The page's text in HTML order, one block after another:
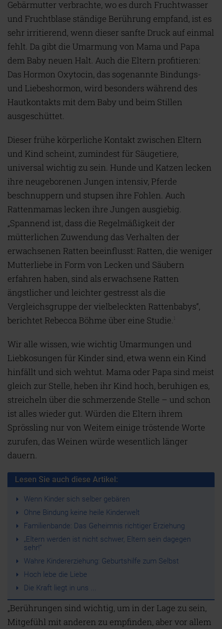
Gebärmutter verbrachte, wo es durch Fruchtwasser
und Fruchtblase ständige Berührung empfand, ist es
sehr irritierend, wenn dieser sanfte Druck auf einmal
fehlt. Da gibt die Umarmung von Mama und Papa
dem Baby neuen Halt. Auch die Eltern profitieren:
Das Hormon Oxytocin, das sogenannte Bindungs-
und Liebeshormon, wird besonders während des
Hautkontakts mit dem Baby und beim Stillen
ausgeschüttet.
Dieser frühe körperliche Kontakt zwischen Eltern
und Kind scheint, zumindest für Säugetiere,
universal wichtig zu sein. Hunde und Katzen lecken
ihre neugeborenen Jungen intensiv, Pferde
beschnuppern und stupsen ihre Fohlen. Auch
Rattenmamas lecken ihre Jungen ausgiebig.
„Spannend ist, dass die Regelmäßigkeit der
mütterlichen Zuwendung das Verhalten der
erwachsenen Ratten beeinflusst: Ratten, die weniger
Mutterliebe in Form von Lecken und Säubern
erfahren haben, sind als erwachsene Ratten
ängstlicher und leichter gestresst als die
Vergleichsgruppe der vielbeleckten Rattenbabys“,
berichtet Rebecca Böhme über eine Studie.
Wir alle wissen, wie wichtig Umarmungen und
Liebkosungen für Kinder sind, etwa wenn ein Kind
hinfällt und sich wehtut. Mama oder Papa sind meist
gleich zur Stelle, heben ihr Kind hoch, beruhigen es,
streicheln über die schmerzende Stelle – und schon
ist alles wieder gut. Würden die Eltern ihrem
Sprössling nur von Weitem einige tröstende Worte
zurufen, das Weinen würde wesentlich länger
dauern.
Lesen Sie auch diese Artikel:
Wenn Kinder sich selber gebären
Ohne Bindung keine heile Kinderwelt
Familienbande: Das Geheimnis richtiger Erziehung
„Eltern werden ist nicht schwer, Eltern sein dagegen
sehr!“
Wahre Kindererziehung: Geburtshilfe zum Selbst
Hoch lebe die Liebe
Die Kraft liegt in uns ...
„Berührungen sind wichtig, um in der Lage zu sein,
Mitgefühl mit anderen zu empfinden, aber vor allem